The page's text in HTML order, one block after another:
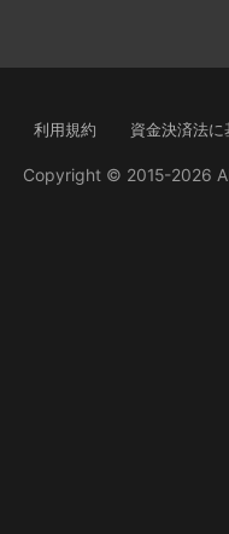
利用規約 資金決済法
Copyright © 2015-2026